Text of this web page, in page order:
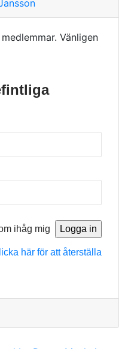
Vänligen
ihåg mig
här för att återställa